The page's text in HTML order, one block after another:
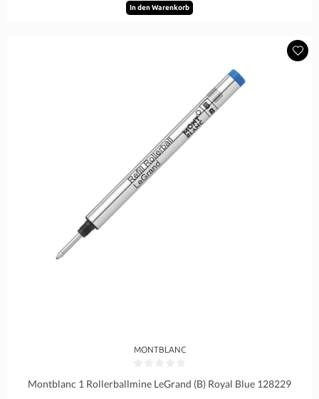
In den Warenkorb
MONTBLANC
Montblanc 1 Rollerballmine LeGrand (B) Royal Blue 128229